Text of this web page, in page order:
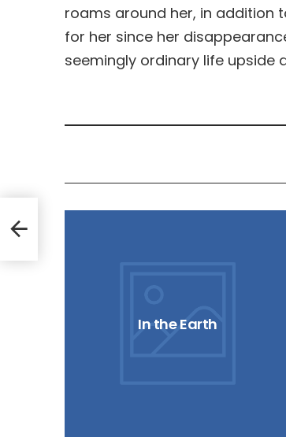
roams around her, in addition
for her since her
seemingly ordinary life upside
In the Earth